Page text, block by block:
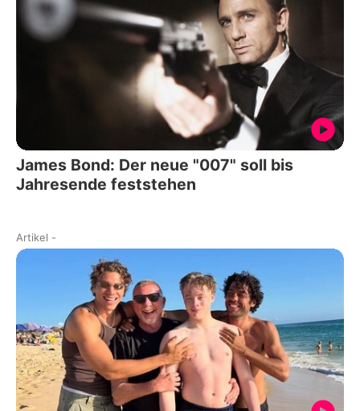
James Bond: Der neue "007" soll bis
Jahresende feststehen
Artikel -